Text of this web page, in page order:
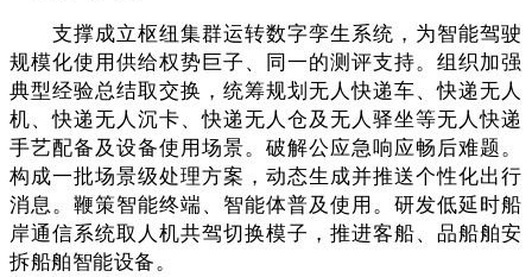
支撑成立枢纽集群运转数字孪生系统，为智能驾驶
规模化使用供给权势巨子、同一的测评支持。组织加强
典型经验总结取交换，统筹规划无人快递车、快递无人
机、快递无人沉卡、快递无人仓及无人驿坐等无人快递
手艺配备及设备使用场景。破解公应急响应畅后难题。
构成一批场景级处理方案，动态生成并推送个性化出行
消息。鞭策智能终端、智能体普及使用。研发低延时船
岸通信系统取人机共驾切换模子，推进客船、品船舶安
拆船舶智能设备。